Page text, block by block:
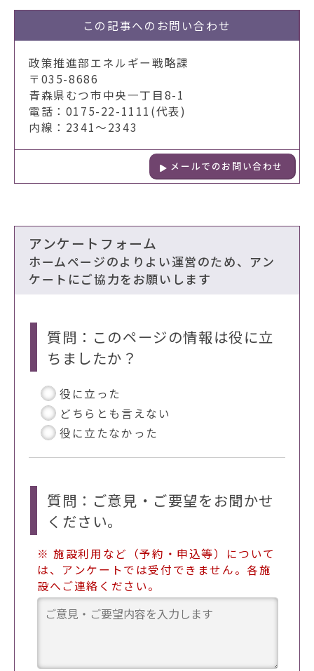
この記事への お問い合わせ
政策推進部エネルギー戦略課
〒035-8686
青森県むつ市中央一丁目8-1
電話：0175-22-1111(代表)
内線：2341～2343
メールでのお問い合わせ
アンケートフォーム
ホームページのよりよい運営のため、アン
ケートにご協力をお願いします
質問：このページの情報は役に立
ちましたか？
役に立った
どちらとも言えない
役に立たなかった
質問：ご意見・ご要望をお聞かせ
ください。
※ 施設利用など（予約・申込等）について
は、アンケートでは受付できません。各施
設へご連絡ください。